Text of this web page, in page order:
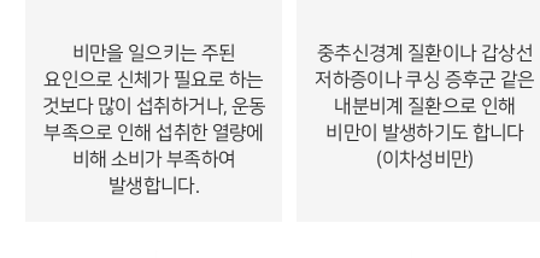
비만을 일으키는 주된
요인으로 신체가 필요로 하는
것보다 많이 섭취하거나, 운동
부족으로 인해 섭취한 열량에
비해 소비가 부족하여
발생합니다.
중추신경계 질환이나 갑상선
저하증이나 쿠싱 증후군 같은
내분비계 질환으로 인해
비만이 발생하기도 합니다
(이차성비만)